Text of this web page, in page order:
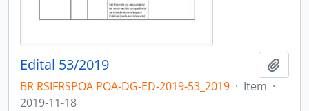
Edital 53/2019
BR RSIFRSPOA POA-DG-ED-2019-53_2019 · Item ·
2019-11-18